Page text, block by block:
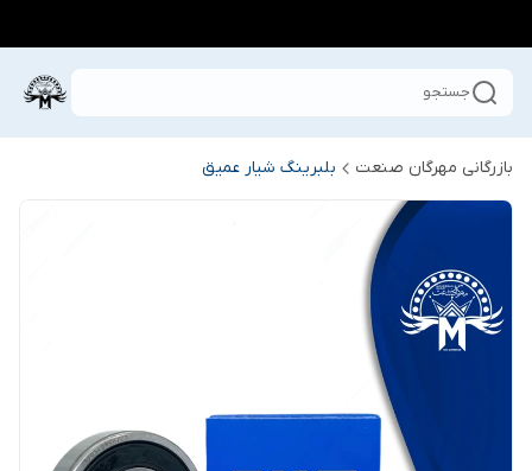
جستجو
بازرگانی مهرگان صنعت بلبرینگ شیار عمیق